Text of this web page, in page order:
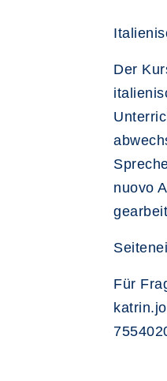
Der
nuovo
Für